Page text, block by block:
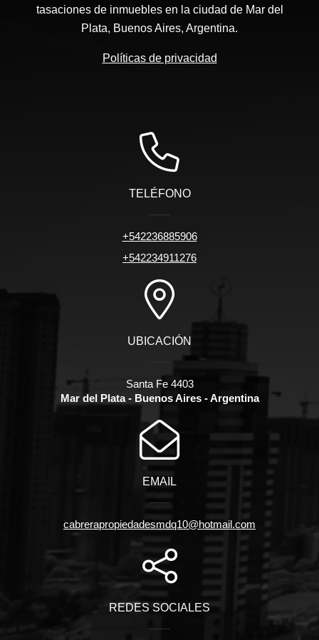
tasaciones de inmuebles en la ciudad de Mar del
Plata, Buenos Aires, Argentina.
Políticas de privacidad
TELÉFONO
+542236885906
+542234911276
UBICACIÓN
Santa Fe 4403
Mar del Plata - Buenos Aires - Argentina
EMAIL
cabrerapropiedadesmdq10@hotmail.com
REDES SOCIALES